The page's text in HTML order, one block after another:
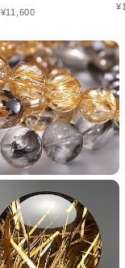
¥11,600
¥